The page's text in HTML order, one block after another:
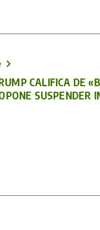
CALIFICA DE
SUSPENDER